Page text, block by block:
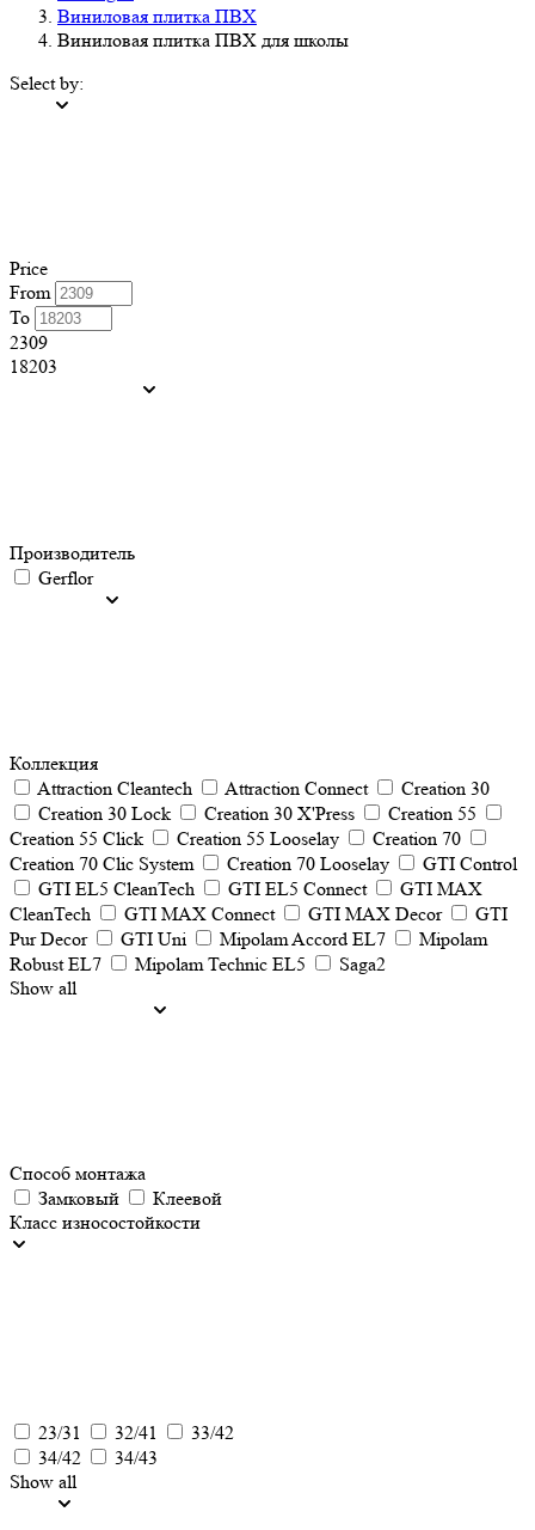
Виниловая плитка ПВХ
Виниловая плитка ПВХ для школы
Select by:
Price
From
To
2309
18203
Производитель
Gerflor
Коллекция
Attraction Cleantech
Attraction Connect
Creation 30
Creation 30 Lock
Creation 30 X'Press
Creation 55
Creation 55 Click
Creation 55 Looselay
Creation 70
Creation 70 Clic System
Creation 70 Looselay
GTI Control
GTI EL5 CleanTech
GTI EL5 Connect
GTI MAX
CleanTech
GTI MAX Connect GTI MAX Decor
GTI
Pur Decor
GTI Uni Mipolam Accord EL7
Mipolam
Robust EL7
Mipolam Technic EL5
Saga2
Show all
Способ монтажа
Замковый
Клеевой
Класс износостойкости
23/31 32/41
33/42
34/42
34/43
Show all